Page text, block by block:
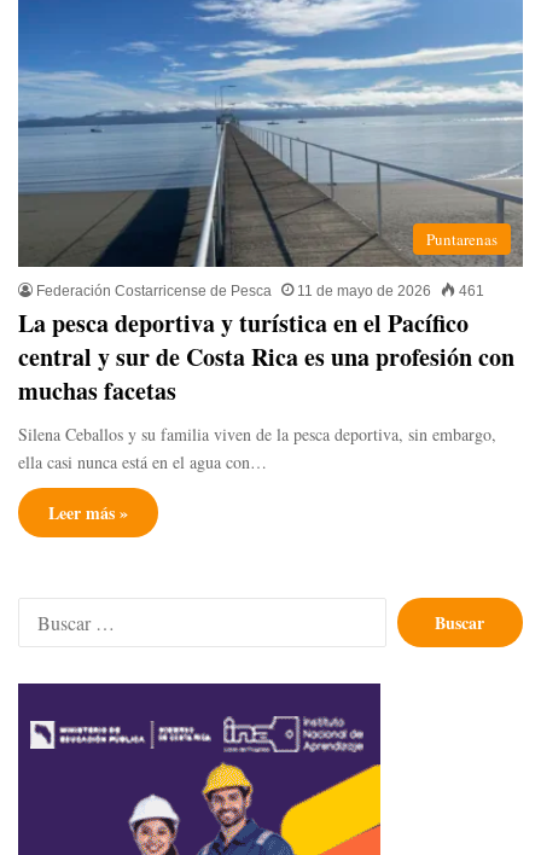
Puntarenas
Federación Costarricense de Pesca 11 de mayo de 2026 461
La pesca deportiva y turística en el Pacífico
central y sur de Costa Rica es una profesión con
muchas facetas
Silena Ceballos y su familia viven de la pesca deportiva, sin embargo,
ella casi nunca está en el agua con…
Leer más »
Buscar: